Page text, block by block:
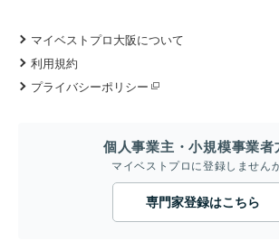
マイベストプロ大阪について
利用規約
プライバシーポリシー
個人事業主・小規模事業者
マイベストプロに登録しません
専門家登録はこちら